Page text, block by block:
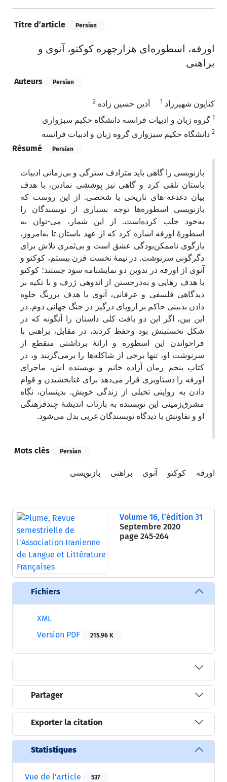
Titre d’article Persian
اورفه، اسطوره‌ای هزارچهره کوکتو، آنوی و
براهنی
Auteurs Persian
کتایون شهپرراد 1 آذین حسین زاده 2
1 گروه زبان و ادبیات فرانسه دانشگاه حکیم سبزواری
2 دانشگاه حکیم سبزواری گروه زبان و ادبیات فرانسه
Résumé
Persian
بازنویسی را گاهی باید مترادف سترگی و بی‌زمانی ادبیات
باستان تلقی کرد و گاهی نیز پوششی نمادین، با هدف
بیان دغدغه-های تاریخی یا شخصی. از این روست که
بازنویسی اسطوره‌ها توجه بسیاری از نویسندگان را
به‌خود جلب کرده‌است. از این شمار، می-توان به
اسطورۀ اورفه اشاره کرد که از عهد باستان تا به‌امروز،
بازگوی ناممکن‌بودگی عشق است و بی‌ثمری تلاش برای
دگرگونی سرنوشت. در نیمۀ نخست قرن بیستم، کوکتو و
آنوی از اورفه در تدوین دو نمایشنامه سود جستند؛ کوکتو
با هدف رهایی و به‌درجستن از اندوهی ژرف و با تکیه بر
دیدگاهی فلسفی و عرفانی، آنوی با هدف پررنگ جلوه
دادن بدبینی حاکم بر اروپای درگیر در جنگ جهانی دوم. در
این بین، اگر این دو بافت کلی داستان را آنگونه که در
شکل نخستینش بود وحفظ کردند، در مقابل، براهنی با
فراخواندن این اسطوره و ارائۀ برداشتی منقطع از
سرنوشت او، تنها برخی از شاکله‌ها را برمی‌گزیند و، در
کتاب پنجم رمان آزاده خانم و نویسنده اش، ماجرای
اورفه را دستاویزی قرار می‌دهد برای غنابخشیدن و قوام
دادن به روایتی تخیلی از زندگی خویش. بدینسان، نگاه
مشرق‌زمینی این نویسنده به بازتاب اندیشۀ چندفرهنگی
او و تفاوتش با دیدگاه نویسندگان غربی بدل می‌شود.
Mots clés Persian
اورفه کوکتو آنوی براهنی بازنویسی
Volume 16, l’édition 31
Septembre 2020
page 245-264
Fichiers
XML
Version PDF
215.96 K
Partager
Exporter la citation
Statistiques
Vue de l’article 537